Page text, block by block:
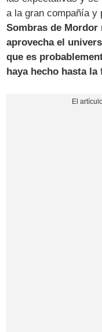
a la gran compañía y
Sombras de Mordor
aprovecha el
que es
haya hecho hasta la